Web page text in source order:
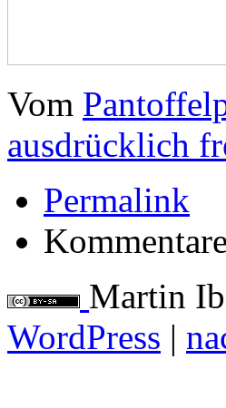
Vom
ausdrücklich
Permalink
Martin
WordPress |